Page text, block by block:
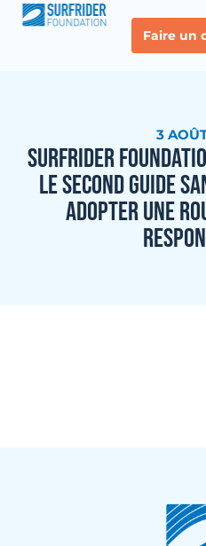
Faire un
3
SURFRIDER
LE SECOND GUIDE
ADOPTER UNE